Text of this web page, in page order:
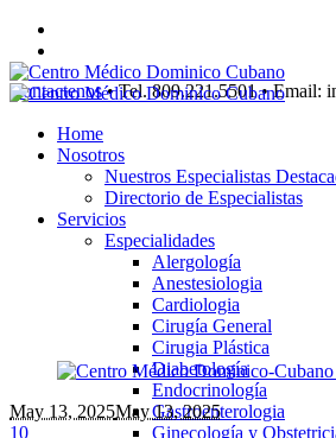
Contactenos• Tel. 809.221.5501 • Email:
Home
Nosotros
Nuestros Especialistas
Directorio de Especialistas
Servicios
Especialidades
Alergología
Anestesiologia
Cardiologia
Cirugía General
Cirugia Plástica
Diabetología
Endocrinología
Gastroenterologia
Ginecología y
May 13, 2025May 13, 2025
10